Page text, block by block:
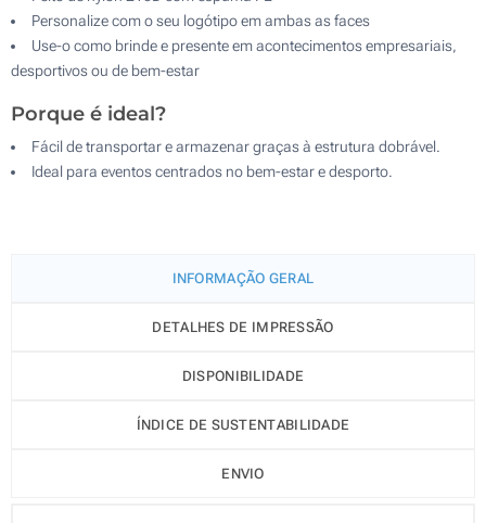
Personalize com o seu logótipo em ambas as faces
Use-o como brinde e presente em acontecimentos empresariais,
desportivos ou de bem-estar
Porque é ideal?
Fácil de transportar e armazenar graças à estrutura dobrável.
Ideal para eventos centrados no bem-estar e desporto.
INFORMAÇÃO GERAL
DETALHES DE IMPRESSÃO
DISPONIBILIDADE
ÍNDICE DE SUSTENTABILIDADE
ENVIO